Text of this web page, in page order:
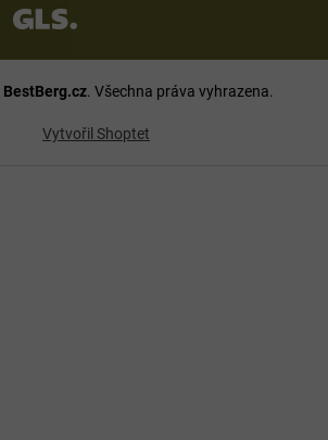
Vytvořil Shoptet
BestBerg.cz. Všechna práva vyhrazena.